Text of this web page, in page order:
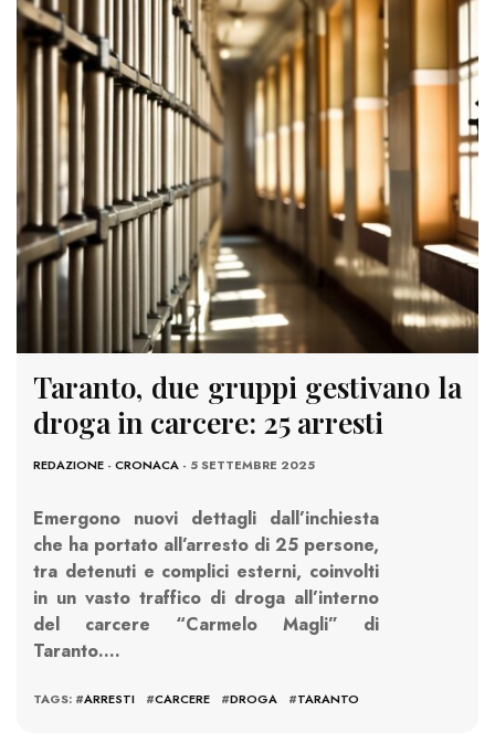
Taranto, due gruppi gestivano la
droga in carcere: 25 arresti
REDAZIONE - CRONACA - 5 SETTEMBRE 2025
Emergono nuovi dettagli dall’inchiesta
che ha portato all’arresto di 25 persone,
tra detenuti e complici esterni, coinvolti
in un vasto traffico di droga all’interno
del carcere “Carmelo Magli” di
Taranto….
TAGS: #ARRESTI #CARCERE #DROGA #TARANTO